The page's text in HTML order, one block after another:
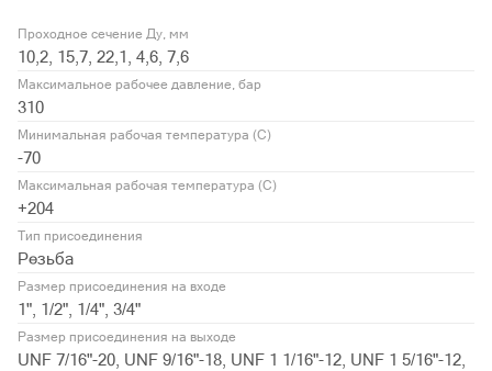
Проходное сечение Ду, мм
10,2, 15,7, 22,1, 4,6, 7,6
Максимальное рабочее давление, бар
310
Минимальная рабочая температура (С)
-70
Максимальная рабочая температура (С)
+204
Тип присоединения
Резьба
Размер присоединения на входе
1", 1/2", 1/4", 3/4"
Размер присоединения на выходе
UNF 7/16"-20, UNF 9/16"-18, UNF 1 1/16"-12, UNF 1 5/16"-12,